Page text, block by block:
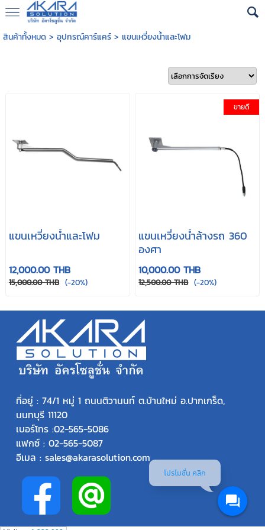
สินค้าทั้งหมด> อุปกรณ์คาร์แคร์> แขนเหวี่ยงน้ำและโฟม
แขนเหวี่ยงน้ำและโฟม
12,000.00 THB
15,000.00 THB (-20%)
ขายดี
แขนเหวี่ยงน้ำล้างรถ 360
องศา
10,000.00 THB
12,500.00 THB (-20%)
ที่อยู่ : 74/1 หมู่ 1 ถนนติวานนท์ ต.บ้านใหม่ อ.ปากเกร็ด,
นนทบุรี 11120
เบอร์โทร :02-565-5086
แฟกซ์ : 02-565-5087
อีเมล : sales@akarasolution.com
โปรโมชั่น คลิก